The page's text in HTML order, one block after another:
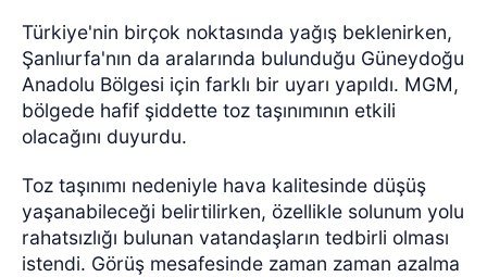
Türkiye'nin birçok noktasında yağış beklenirken,
Şanlıurfa'nın da aralarında bulunduğu Güneydoğu
Anadolu Bölgesi için farklı bir uyarı yapıldı. MGM,
bölgede hafif şiddette toz taşınımının etkili
olacağını duyurdu.
Toz taşınımı nedeniyle hava kalitesinde düşüş
yaşanabileceği belirtilirken, özellikle solunum yolu
rahatsızlığı bulunan vatandaşların tedbirli olması
istendi. Görüş mesafesinde zaman zaman azalma